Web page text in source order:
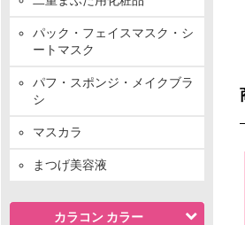
パック・フェイスマスク・シ
ートマスク
パフ・スポンジ・メイクブラ
シ
マスカラ
まつげ美容液
カラコン カラー